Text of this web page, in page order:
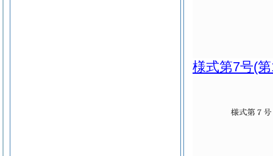
様式第7号(